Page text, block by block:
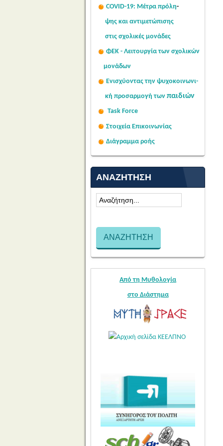
COVID-19: Μέτρα πρόλη-
ψης και αντιμετώπισης
στις σχολικές μονάδες
ΦΕΚ - Λειτουργία των σχολικών
μονάδων
Ενισχύοντας την ψυχοκοινωνι-
κή προσαρμογή των παιδιών
Task Force
Στοιχεία Επικοινωνίας
Διάγραμμα ροής
ΑΝΑΖΉΤΗΣΗ
Από τη Μυθολογία
στο Διάστημα